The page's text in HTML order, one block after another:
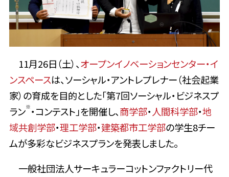
11月26日（土）、オープンイノベーションセンター・イ
ンスペースは、ソーシャル・アントレプレナー（社会起業
家）の育成を目的とした「第7回ソーシャル・ビジネスプ
ラン※ ・コンテスト」を開催し、商学部・ 人間科学部・地
域共創学部・理工学部・建築都市工学部の学生8チー
ムが多彩なビジネスプランを発表しました。
一般社団法人サーキュラーコットンファクトリー代